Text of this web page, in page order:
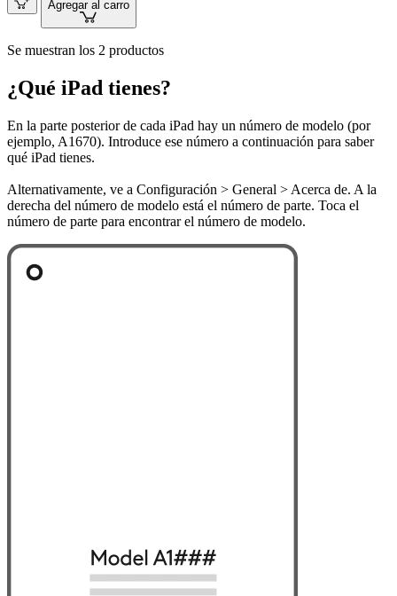
Agregar al carro
Se muestran los 2 productos
¿Qué iPad tienes?
En la parte posterior de cada iPad hay un número de modelo (por
ejemplo, A1670). Introduce ese número a continuación para saber
qué iPad tienes.
Alternativamente, ve a Configuración > General > Acerca de. A la
derecha del número de modelo está el número de parte. Toca el
número de parte para encontrar el número de modelo.